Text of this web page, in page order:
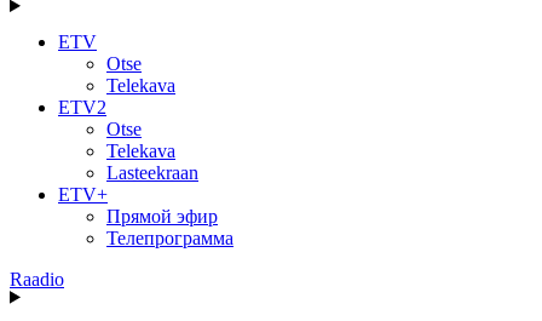
ETV
Otse
Telekava
ETV2
Otse
Telekava
Lasteekraan
ETV+
Прямой эфир
Телепрограмма
Raadio